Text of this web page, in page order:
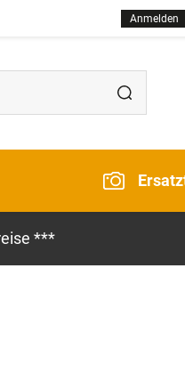
Anmelden
***